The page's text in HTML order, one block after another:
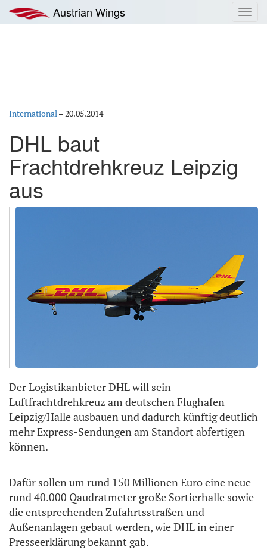
Inhalt
springen
Austrian Wings
International–20.05.2014
DHL baut
Frachtdrehkreuz Leipzig
aus
Der Logistikanbieter DHL will sein
Luftfrachtdrehkreuz am deutschen Flughafen
Leipzig/Halle ausbauen und dadurch künftig deutlich
mehr Express-Sendungen am Standort abfertigen
können.
Dafür sollen um rund 150 Millionen Euro eine neue
rund 40.000 Qaudratmeter große Sortierhalle sowie
die entsprechenden Zufahrtsstraßen und
Außenanlagen gebaut werden, wie DHL in einer
Presseerklärung bekannt gab.